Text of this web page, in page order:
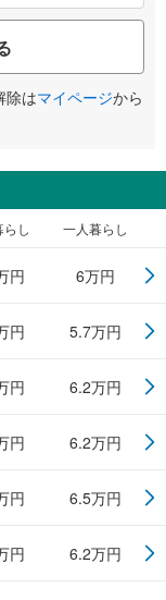
除はマイページから
らし 一人暮らし
円 6万円
円 5.7万円
円 6.2万円
円 6.2万円
円 6.5万円
円 6.2万円